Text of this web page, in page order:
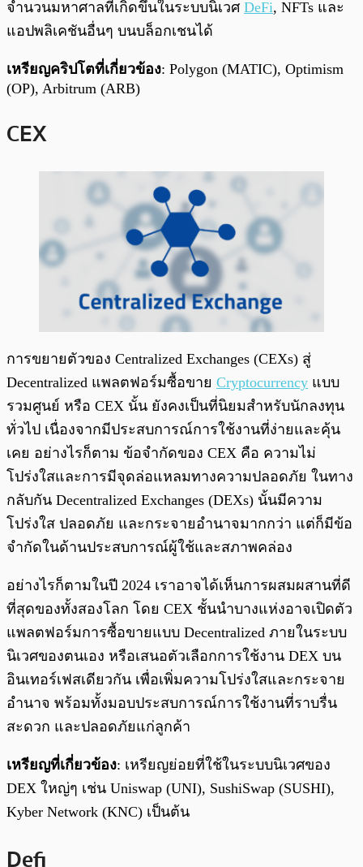
จำนวนมหาศาลที่เกิดขึ้นในระบบนิเวศ DeFi, NFTs และ
แอปพลิเคชันอื่นๆ บนบล็อกเชนได้
เหรียญคริปโตที่เกี่ยวข้อง: Polygon (MATIC), Optimism
(OP), Arbitrum (ARB)
CEX
การขยายตัวของ Centralized Exchanges (CEXs) สู่
Decentralized แพลตฟอร์มซื้อขาย Cryptocurrency แบบ
รวมศูนย์ หรือ CEX นั้น ยังคงเป็นที่นิยมสำหรับนักลงทุน
ทั่วไป เนื่องจากมีประสบการณ์การใช้งานที่ง่ายและคุ้น
เคย อย่างไรก็ตาม ข้อจำกัดของ CEX คือ ความไม่
โปร่งใสและการมีจุดล่อแหลมทางความปลอดภัย ในทาง
กลับกัน Decentralized Exchanges (DEXs) นั้นมีความ
โปร่งใส ปลอดภัย และกระจายอำนาจมากกว่า แต่ก็มีข้อ
จำกัดในด้านประสบการณ์ผู้ใช้และสภาพคล่อง
อย่างไรก็ตามในปี 2024 เราอาจได้เห็นการผสมผสานที่ดี
ที่สุดของทั้งสองโลก โดย CEX ชั้นนำบางแห่งอาจเปิดตัว
แพลตฟอร์มการซื้อขายแบบ Decentralized ภายในระบบ
นิเวศของตนเอง หรือเสนอตัวเลือกการใช้งาน DEX บน
อินเทอร์เฟสเดียวกัน เพื่อเพิ่มความโปร่งใสและกระจาย
อำนาจ พร้อมทั้งมอบประสบการณ์การใช้งานที่ราบรื่น
สะดวก และปลอดภัยแก่ลูกค้า
เหรียญที่เกี่ยวข้อง: เหรียญย่อยที่ใช้ในระบบนิเวศของ
DEX ใหญ่ๆ เช่น Uniswap (UNI), SushiSwap (SUSHI),
Kyber Network (KNC) เป็นต้น
Defi